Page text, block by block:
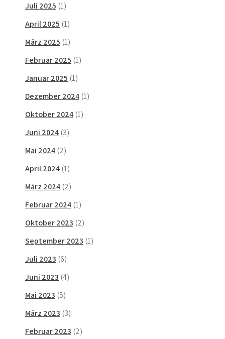
Juli 2025 (1)
April 2025 (1)
März 2025 (1)
Februar 2025 (1)
Januar 2025 (1)
Dezember 2024(1)
Oktober 2024(1)
Juni 2024(3)
Mai 2024(2)
April 2024(1)
März 2024(2)
Februar 2024(1)
Oktober 2023 (2)
September 2023 (1)
Juli 2023 (6)
Juni 2023 (4)
Mai 2023 (5)
März 2023 (3)
Februar 2023 (2)